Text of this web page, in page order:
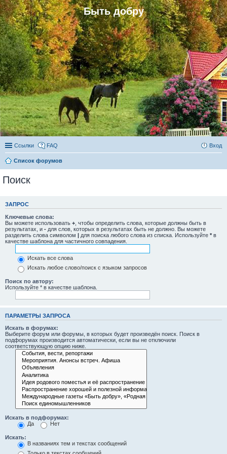
Быть добру
Ссылки FAQ Вход
Список форумов
Поиск
ЗАПРОС
Ключевые слова:
Вы можете использовать + , чтобы определить слова, которые должны быть в
результатах, и - для слов, которых в результатах быть не должно. Вы можете
разделить слова символом | для поиска любого слова из списка. Используйте * в
качестве шаблона для частичного совпадения.
Искать все слова
Искать любое слово/поиск с языком запросов
Поиск по автору:
Используйте * в качестве шаблона.
ПАРАМЕТРЫ ЗАПРОСА
Искать в форумах:
Выберите форум или форумы, в которых будет произведён поиск. Поиск в
подфорумах производится автоматически, если вы не отключили
соответствующую опцию ниже.
Искать в подфорумах:
Да
Нет
Искать:
В названиях тем и текстах сообщений